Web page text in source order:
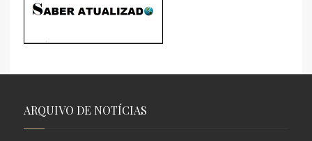
ARQUIVO DE NOTÍCIAS